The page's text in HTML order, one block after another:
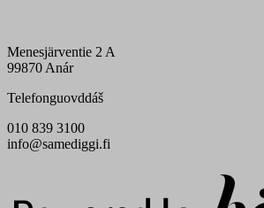
Menesjärventie 2 A
99870 Anár
Telefonguovddáš
010 839 3100
info@samediggi.fi